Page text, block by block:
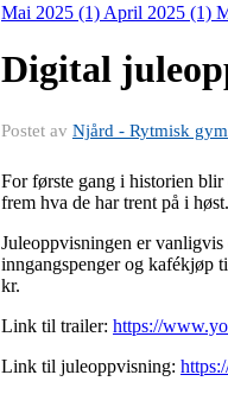
Mai 2025 (1) April 2025 (1)
Digital
Postet av Njård - Rytmisk
For første gang i historien
frem hva de har trent på i høst.
Juleoppvisningen er
inngangspenger og kafékjøp
kr.
Link til trailer: https://
Link til juleoppvisning: